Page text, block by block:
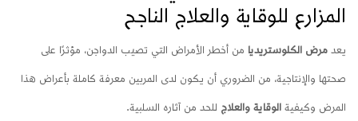
المزارع للوقاية والعلاج الناجح
يعد مرض الكلوستريديا من أخطر الأمراض التي تصيب الدواجن، مؤثرًا على
صحتها والإنتاجية، من الضروري أن يكون لدى المربين معرفة كاملة بأعراض هذا
المرض وكيفية الوقاية والعلاج للحد من آثاره السلبية.